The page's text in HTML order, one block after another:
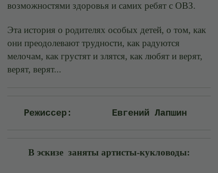
возможностями здоровья и самих ребят с ОВЗ.
Эта история о родителях особых детей, о том, как
они преодолевают трудности, как радуются
мелочам, как грустят и злятся, как любят и верят,
верят, верят...
Режиссер: Евгений Лапшин
В эскизе заняты артисты-кукловоды: